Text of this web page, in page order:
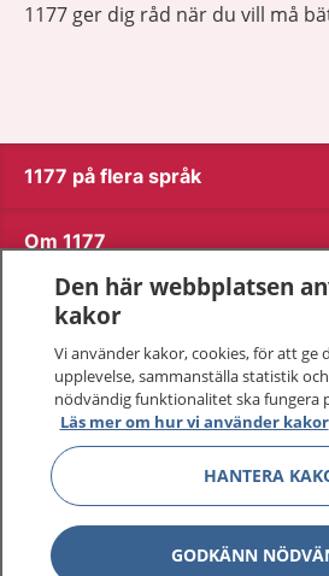
1177 ger dig råd när du vill må
1177 på flera språk
Om 1177
Kontakt
Behandling av personuppgifter
Hantering av kakor
Inställningar för kakor
Den här webbplatsen
kakor
Vi använder kakor, cookies, för att ge
upplevelse, sammanställa statistik
nödvändig funktionalitet ska fungera
Läs mer om hur vi använder kakor
HANTERA
GODKÄNN